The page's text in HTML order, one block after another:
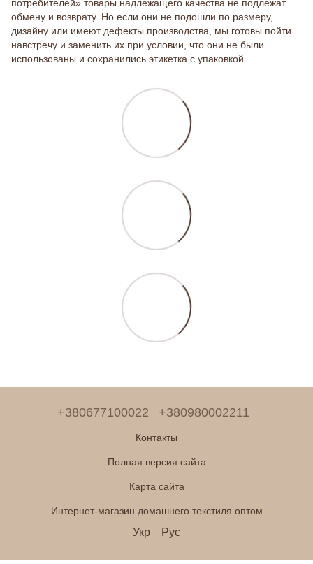
потребителей» товары надлежащего качества не подлежат
обмену и возврату. Но если они не подошли по размеру,
дизайну или имеют дефекты производства, мы готовы пойти
навстречу и заменить их при условии, что они не были
использованы и сохранились этикетка с упаковкой.
+380677100022 +380980002211
Контакты
Полная версия сайта
Карта сайта
Интернет-магазин домашнего текстиля оптом
Укр Рус